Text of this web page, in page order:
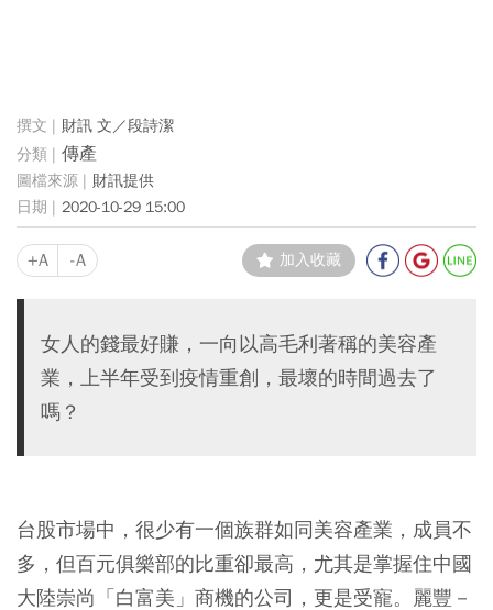
財訊 文／段詩潔
傳產
財訊提供
2020-10-29 15:00
+A -A 加入收藏
女人的錢最好賺，一向以高毛利著稱的美容產
業，上半年受到疫情重創，最壞的時間過去了
嗎？
台股市場中，很少有一個族群如同美容產業，成員不
多，但百元俱樂部的比重卻最高，尤其是掌握住中國
大陸崇尚「白富美」商機的公司，更是受寵。麗豐－